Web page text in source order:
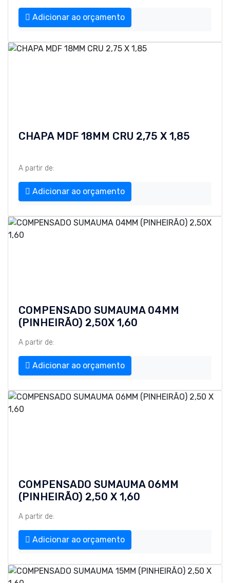
Adicionar ao orçamento
CHAPA MDF 18MM CRU 2,75 X 1,85
A partir de:
Adicionar ao orçamento
COMPENSADO SUMAUMA 04MM
(PINHEIRÃO) 2,50X 1,60
A partir de:
Adicionar ao orçamento
COMPENSADO SUMAUMA 06MM
(PINHEIRÃO) 2,50 X 1,60
A partir de:
Adicionar ao orçamento